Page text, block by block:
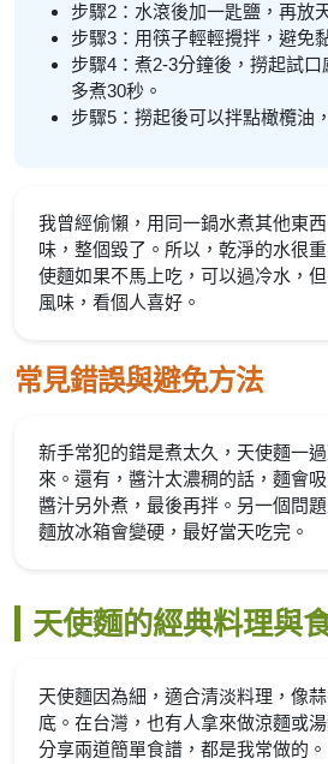
步驟2：水滾後加一匙鹽，再放
步驟3：用筷子輕輕攪拌，避免
步驟4：煮2-3分鐘後，撈起試
多煮30秒。
步驟5：撈起後可以拌點橄欖油
我曾經偷懶，用同一鍋水煮其他東
味，整個毀了。所以，乾淨的水很
使麵如果不馬上吃，可以過冷水，
風味，看個人喜好。
常見錯誤與避免方法
新手常犯的錯是煮太久，天使麵一
來。還有，醬汁太濃稠的話，麵會
醬汁另外煮，最後再拌。另一個問
麵放冰箱會變硬，最好當天吃完。
天使麵的經典料理與
天使麵因為細，適合清淡料理，像
底。在台灣，也有人拿來做涼麵或
分享兩道簡單食譜，都是我常做的。